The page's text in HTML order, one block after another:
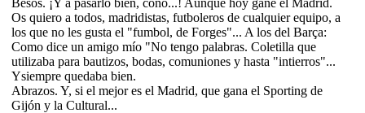
Os quiero a todos, madridistas, futboleros de cualquier equipo, a
los que no les gusta el "fumbol, de Forges"... A los del Barça:
Como dice un amigo mío "No tengo palabras. Coletilla que
utilizaba para bautizos, bodas, comuniones y hasta "intierros"...
Ysiempre quedaba bien.
Abrazos. Y, si el mejor es el Madrid, que gana el Sporting de
Gijón y la Cultural...